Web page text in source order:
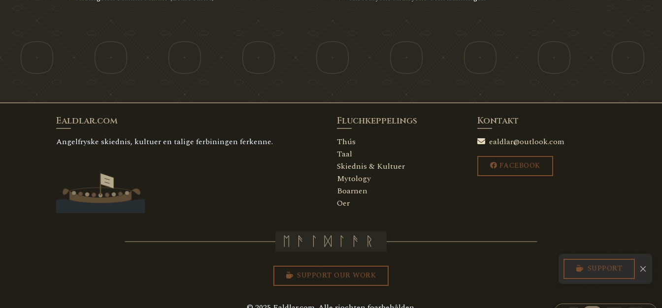
Ealdlar.com
Angelfryske skiednis, kultuer en talige ferbiningen ferkenne.
Fluchkeppelings
Thús
Taal
Skiednis & Kultuer
Mytology
Boarnen
Oer
Kontakt
ealdlar@outlook.com
FACEBOOK
SUPPORT OUR WORK
SUPPORT